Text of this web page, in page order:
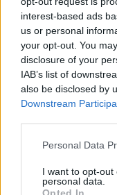
interest-based ads
us or personal
your opt-out. You
disclosure of your
IAB’s list of
also be disclosed by
Downstream
Personal Data
I want to opt-
personal data.
Opted In
ισχυρότατες
Αιγαίου.
Και αυτό ακριβώς
στην Τουρκία.
στρατιωτικά τα
περιθώρια
Στην